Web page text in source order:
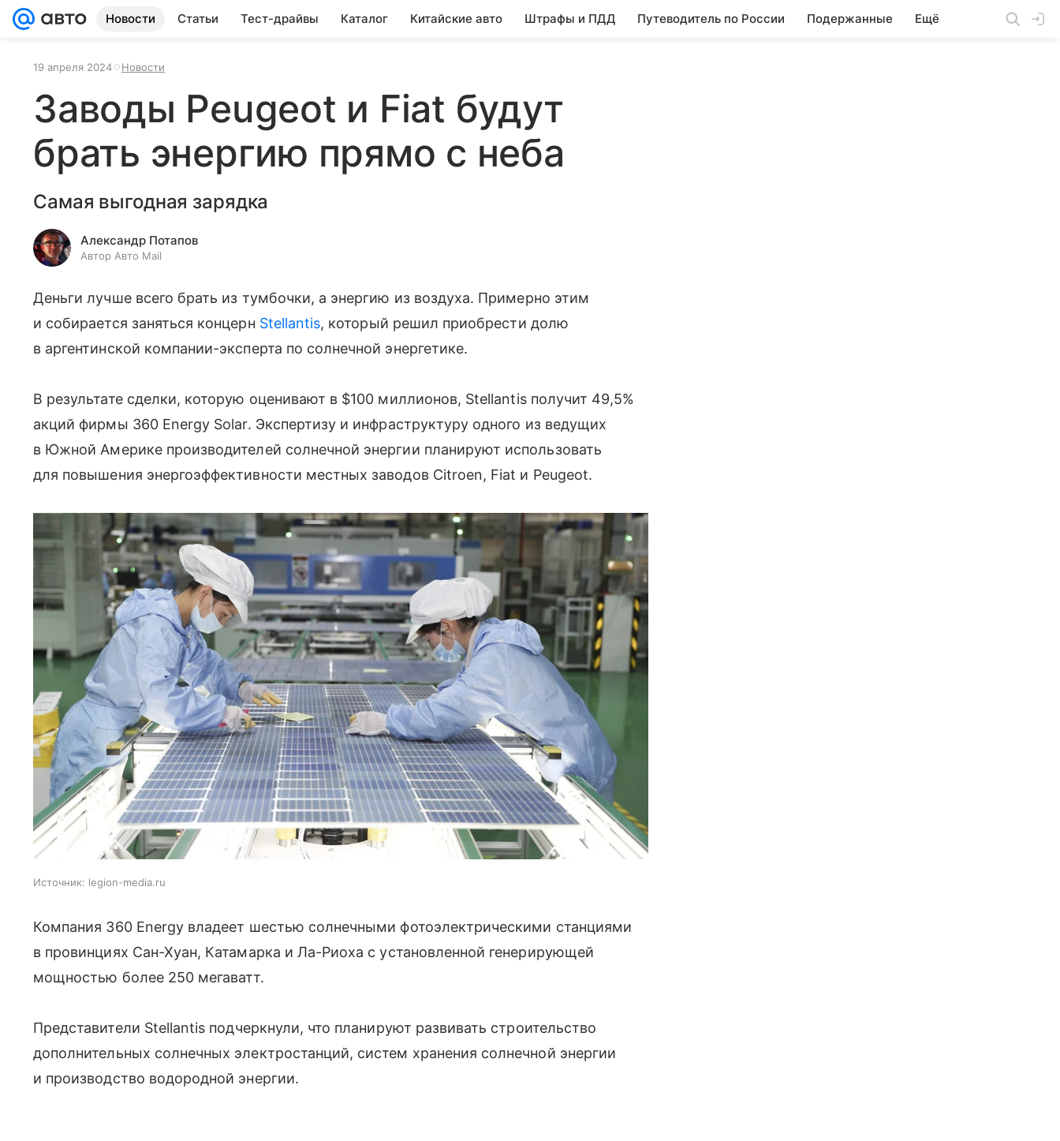
Новости Статьи Тест-драйвы Каталог Китайские авто Штрафы и ПДД Путеводитель по России Подержанные Ещё
19 апреля 2024 Новости
Заводы Peugeot и Fiat будут
брать энергию прямо с неба
Самая выгодная зарядка
Александр Потапов
Автор Авто Mail
Деньги лучше всего брать из тумбочки, а энергию из воздуха. Примерно этим
и собирается заняться концерн Stellantis, который решил приобрести долю
в аргентинской компании-эксперта по солнечной энергетике.
В результате сделки, которую оценивают в $100 миллионов, Stellantis получит 49,5%
акций фирмы 360 Energy Solar. Экспертизу и инфраструктуру одного из ведущих
в Южной Америке производителей солнечной энергии планируют использовать
для повышения энергоэффективности местных заводов Citroen, Fiat и Peugeot.
Источник: legion-media.ru
Компания 360 Energy владеет шестью солнечными фотоэлектрическими станциями
в провинциях Сан-Хуан, Катамарка и Ла-Риоха с установленной генерирующей
мощностью более 250 мегаватт.
Представители Stellantis подчеркнули, что планируют развивать строительство
дополнительных солнечных электростанций, систем хранения солнечной энергии
и производство водородной энергии.